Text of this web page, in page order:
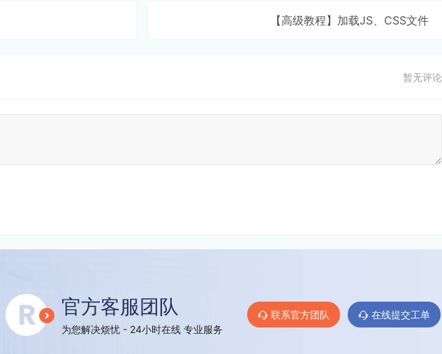
【高级教程】加载JS、CSS文件
暂无评论
官方客服团队
为您解决烦忧 - 24小时在线 专业服务
联系官方团队 在线提交工单